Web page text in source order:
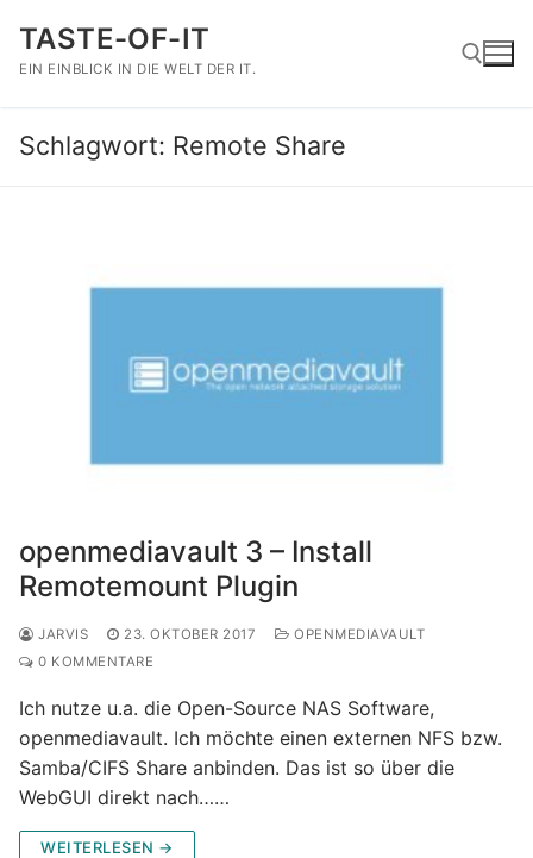
Inhalt
springen
TASTE-OF-IT
EIN EINBLICK IN DIE WELT DER IT.
Suchen nach:
Schlagwort: Remote Share
openmediavault 3 – Install
Remotemount Plugin
JARVIS 23. OKTOBER 2017
OPENMEDIAVAULT
0 KOMMENTARE
Ich nutze u.a. die Open-Source NAS Software,
openmediavault. Ich möchte einen externen NFS bzw.
Samba/CIFS Share anbinden. Das ist so über die
WebGUI direkt nach……
WEITERLESEN →